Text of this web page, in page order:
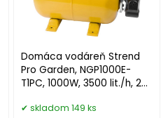
Domáca vodáreň Strend
Pro Garden, NGP1000E-
T1PC, 1000W, 3500 lit./h, 24
skladom 149 ks